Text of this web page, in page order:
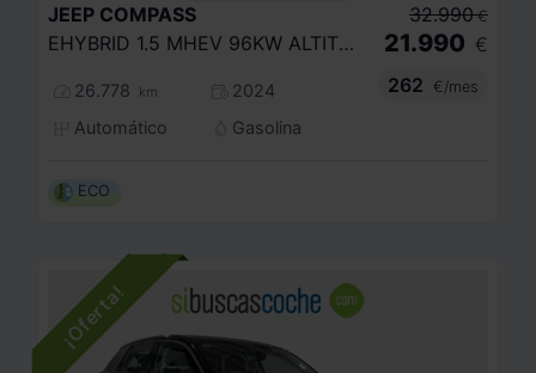
JEEP COMPASS
EHYBRID 1.5 MHEV 96KW ALTITUDE DCT
26.778 km
2024
Automático
Gasolina
32.990 €
21.990 €
262
€/mes
ECO